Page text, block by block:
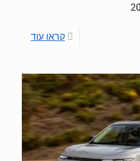
קראו עוד